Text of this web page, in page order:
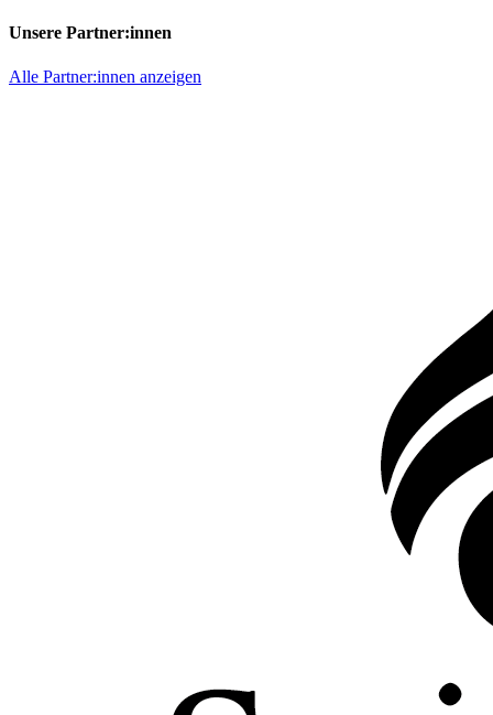
Unsere Partner:innen
Alle Partner:innen anzeigen